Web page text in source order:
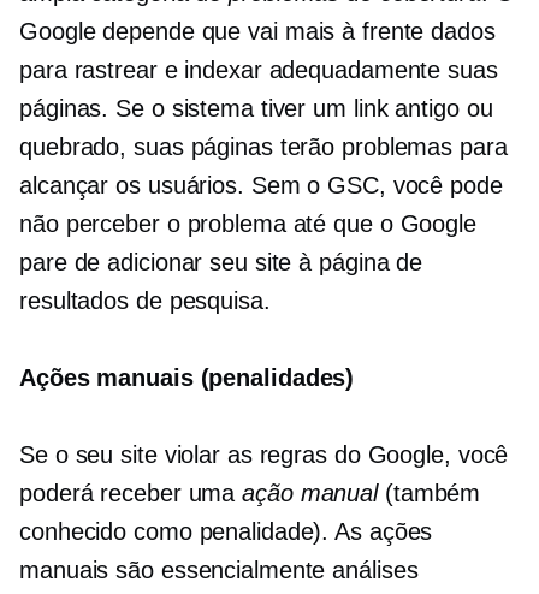
Google depende que vai mais à frente dados
para rastrear e indexar adequadamente suas
páginas. Se o sistema tiver um link antigo ou
quebrado, suas páginas terão problemas para
alcançar os usuários. Sem o GSC, você pode
não perceber o problema até que o Google
pare de adicionar seu site à página de
resultados de pesquisa.
Ações manuais (penalidades)
Se o seu site violar as regras do Google, você
poderá receber umaação manual(também
conhecido como penalidade). As ações
manuais são essencialmente análises